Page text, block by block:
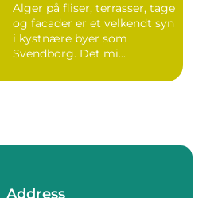
Alger på fliser, terrasser, tage
og facader er et velkendt syn
i kystnære byer som
Svendborg. Det mi...
Address